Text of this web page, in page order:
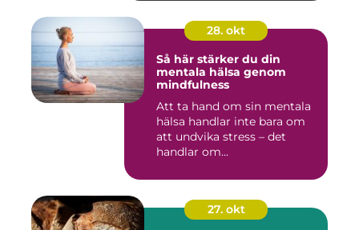
28. okt
Så här stärker du din
mentala hälsa genom
mindfulness
Att ta hand om sin mentala
hälsa handlar inte bara om
att undvika stress – det
handlar om...
27. okt